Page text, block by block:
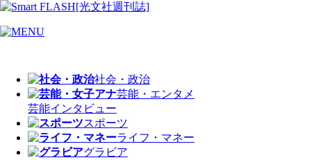
社会・政治
芸能・エンタメ
芸能インタビュー
スポーツ
ライフ・マネー
グラビア